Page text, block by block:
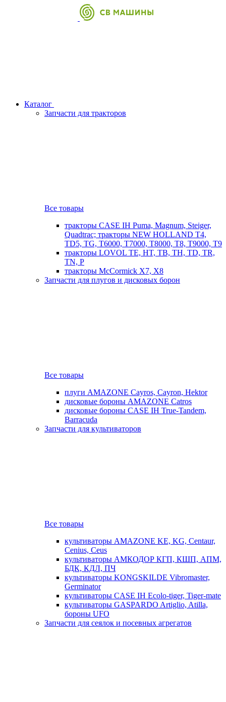
Каталог
Запчасти для тракторов
Все товары
тракторы CASE IH Puma, Magnum, Steiger,
Quadtrac; тракторы NEW HOLLAND T4,
TD5, TG, T6000, T7000, T8000, T8, T9000, T9
тракторы LOVOL TE, HT, TB, TH, TD, TR,
TN, P
тракторы McCormick X7, X8
Запчасти для плугов и дисковых борон
Все товары
плуги AMAZONE Cayros, Cayron, Hektor
дисковые бороны AMAZONE Catros
дисковые бороны CASE IH True-Tandem,
Barracuda
Запчасти для культиваторов
Все товары
культиваторы AMAZONE KE, KG, Centaur,
Cenius, Ceus
культиваторы АМКОДОР КГП, КШП, АПМ,
БДК, КДЛ, ПЧ
культиваторы KONGSKILDE Vibromaster,
Germinator
культиваторы CASE IH Ecolo-tiger, Tiger-mate
культиваторы GASPARDO Artiglio, Atilla,
бороны UFO
Запчасти для сеялок и посевных агрегатов